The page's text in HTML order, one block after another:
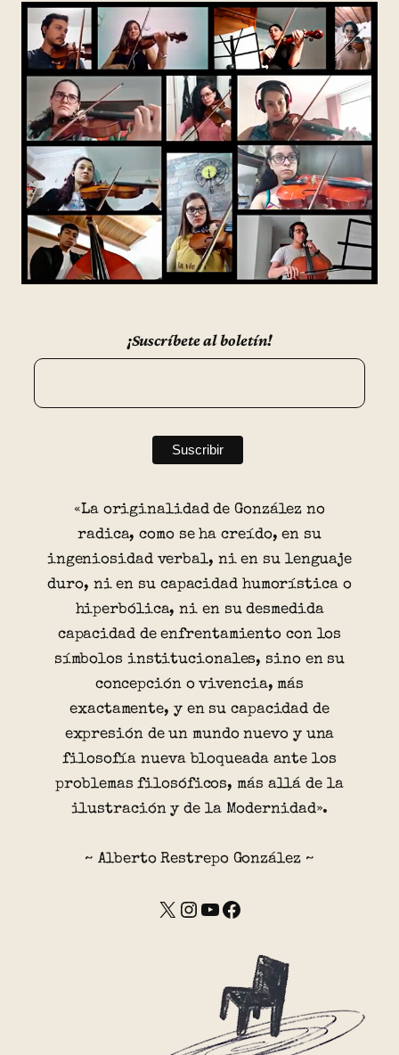
¡Suscríbete al boletín!
«La originalidad de González no
radica, como se ha creído, en su
ingeniosidad verbal, ni en su lenguaje
duro, ni en su capacidad humorística o
hiperbólica, ni en su desmedida
capacidad de enfrentamiento con los
símbolos institucionales, sino en su
concepción o vivencia, más
exactamente, y en su capacidad de
expresión de un mundo nuevo y una
filosofía nueva bloqueada ante los
problemas filosóficos, más allá de la
ilustración y de la Modernidad».
~ Alberto Restrepo González ~
X Instagram YouTube Facebook